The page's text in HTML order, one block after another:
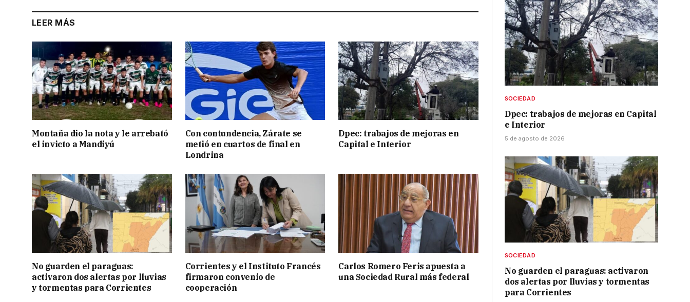
LEER MÁS
Montaña dio la nota y le arrebató
el invicto a Mandiyú
Con contundencia, Zárate se
metió en cuartos de final en
Londrina
Dpec: trabajos de mejoras en
Capital e Interior
No guarden el paraguas:
activaron dos alertas por lluvias
y tormentas para Corrientes
Corrientes y el Instituto Francés
firmaron convenio de
cooperación
Carlos Romero Feris apuesta a
una Sociedad Rural más federal
SOCIEDAD
Dpec: trabajos de mejoras en Capital
e Interior
5 de agosto de 2026
SOCIEDAD
No guarden el paraguas: activaron
dos alertas por lluvias y tormentas
para Corrientes